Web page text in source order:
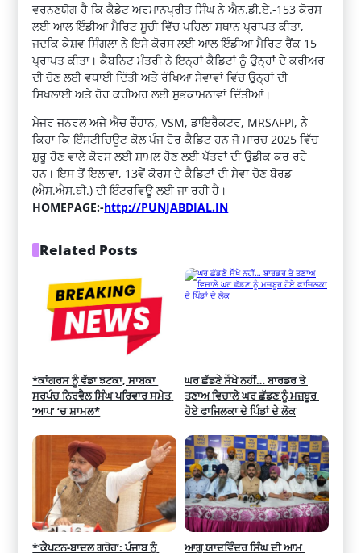
ਵਰਨਣਯੋਗ ਹੈ ਕਿ ਕੈਡੇਟ ਅਰਮਾਨਪ੍ਰੀਤ ਸਿੰਘ ਨੇ ਐਨ.ਡੀ.ਏ.-153 ਕੋਰਸ
ਲਈ ਆਲ ਇੰਡੀਆ ਮੈਰਿਟ ਸੂਚੀ ਵਿੱਚ ਪਹਿਲਾ ਸਥਾਨ ਪ੍ਰਾਪਤ ਕੀਤਾ,
ਜਦਕਿ ਕੇਸ਼ਵ ਸਿੰਗਲਾ ਨੇ ਇਸੇ ਕੋਰਸ ਲਈ ਆਲ ਇੰਡੀਆ ਮੈਰਿਟ ਰੈਂਕ 15
ਪ੍ਰਾਪਤ ਕੀਤਾ। ਕੈਬਨਿਟ ਮੰਤਰੀ ਨੇ ਇਨ੍ਹਾਂ ਕੈਡਿਟਾਂ ਨੂੰ ਉਨ੍ਹਾਂ ਦੇ ਕਰੀਅਰ
ਦੀ ਚੋਣ ਲਈ ਵਧਾਈ ਦਿੱਤੀ ਅਤੇ ਰੱਖਿਆ ਸੇਵਾਵਾਂ ਵਿੱਚ ਉਨ੍ਹਾਂ ਦੀ
ਸਿਖਲਾਈ ਅਤੇ ਹੋਰ ਕਰੀਅਰ ਲਈ ਸ਼ੁਭਕਾਮਨਾਵਾਂ ਦਿੱਤੀਆਂ।
ਮੇਜਰ ਜਨਰਲ ਅਜੇ ਐਚ ਚੌਹਾਨ, VSM, ਡਾਇਰੈਕਟਰ, MRSAFPI, ਨੇ
ਕਿਹਾ ਕਿ ਇੰਸਟੀਚਿਊਟ ਕੋਲ ਪੰਜ ਹੋਰ ਕੈਡਿਟ ਹਨ ਜੋ ਮਾਰਚ 2025 ਵਿੱਚ
ਸ਼ੁਰੂ ਹੋਣ ਵਾਲੇ ਕੋਰਸ ਲਈ ਸ਼ਾਮਲ ਹੋਣ ਲਈ ਪੱਤਰਾਂ ਦੀ ਉਡੀਕ ਕਰ ਰਹੇ
ਹਨ। ਇਸ ਤੋਂ ਇਲਾਵਾ, 13ਵੇਂ ਕੋਰਸ ਦੇ ਕੈਡਿਟਾਂ ਦੀ ਸੇਵਾ ਚੋਣ ਬੋਰਡ
(ਐਸ.ਐਸ.ਬੀ.) ਦੀ ਇੰਟਰਵਿਊ ਲਈ ਜਾ ਰਹੀ ਹੈ।
HOMEPAGE:-http://PUNJABDIAL.IN
Related Posts
*ਕਾਂਗਰਸ ਨੂੰ ਵੱਡਾ ਝਟਕਾ, ਸਾਬਕਾ
ਸਰਪੰਚ ਨਿਰਵੈਲ ਸਿੰਘ ਪਰਿਵਾਰ ਸਮੇਤ
‘ਆਪ’ ‘ਚ ਸ਼ਾਮਲ*
ਘਰ ਛੱਡਣੇ ਸੌਖੇ ਨਹੀਂ… ਬਾਰਡਰ ਤੇ
ਤਣਾਅ ਵਿਚਾਲੇ ਘਰ ਛੱਡਣ ਨੂੰ ਮਜ਼ਬੂਰ
ਹੋਏ ਫਾਜਿਲਕਾ ਦੇ ਪਿੰਡਾਂ ਦੇ ਲੋਕ
*‘ਕੈਪਟਨ-ਬਾਦਲ ਗਰੋਹ’: ਪੰਜਾਬ ਨੂੰ ਆਗੂ ਯਾਦਵਿੰਦਰ ਸਿੰਘ ਦੀ ਆਮ